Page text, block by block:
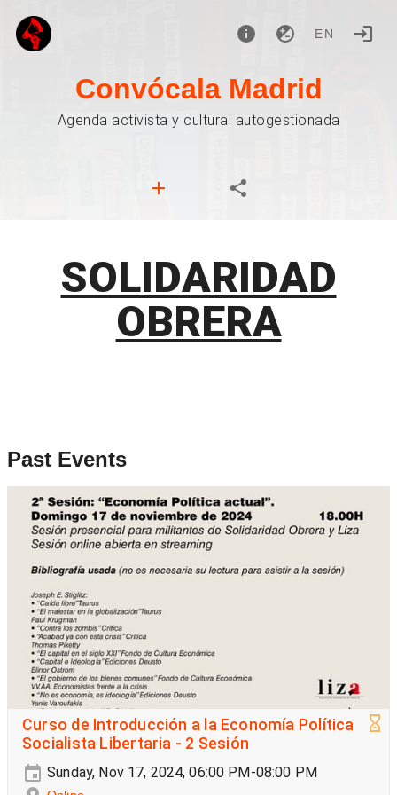
EN
Convócala Madrid
Agenda activista y cultural autogestionada
SOLIDARIDAD
OBRERA
Past Events
Curso de Introducción a la Economía Política
Socialista Libertaria - 2 Sesión
Sunday, Nov 17, 2024, 06:00 PM-08:00 PM